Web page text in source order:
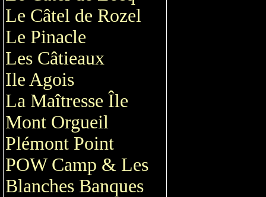
Le Câtel de Rozel
Le Pinacle
Les Câtieaux
Ile Agois
La Maîtresse Île
Mont Orgueil
Plémont Point
POW Camp & Les
Blanches Banques